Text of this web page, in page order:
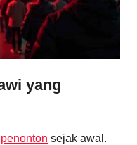
yang
sejak awal.